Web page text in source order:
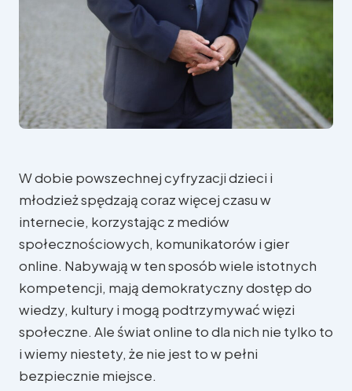
W dobie powszechnej cyfryzacji dzieci i
młodzież spędzają coraz więcej czasu w
internecie, korzystając z mediów
społecznościowych, komunikatorów i gier
online. Nabywają w ten sposób wiele istotnych
kompetencji, mają demokratyczny dostęp do
wiedzy, kultury i mogą podtrzymywać więzi
społeczne. Ale świat online to dla nich nie tylko to
i wiemy niestety, że nie jest to w pełni
bezpiecznie miejsce.